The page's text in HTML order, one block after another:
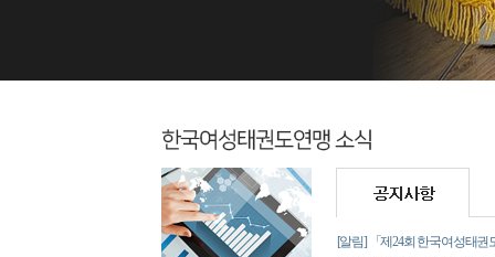
[알림] 「제24회 한국여성태